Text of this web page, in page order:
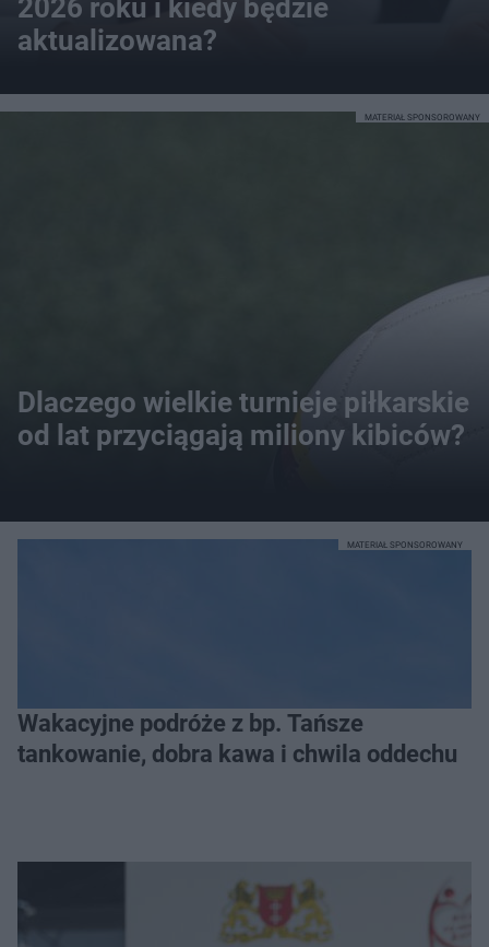
2026 roku i kiedy będzie
aktualizowana?
Dlaczego wielkie turnieje piłkarskie
od lat przyciągają miliony kibiców?
MATERIAŁ SPONSOROWANY
Wakacyjne podróże z bp. Tańsze
tankowanie, dobra kawa i chwila oddechu
MATERIAŁ SPONSOROWANY